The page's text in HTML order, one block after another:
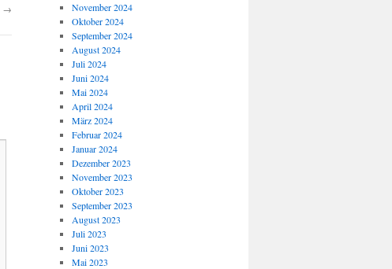
→
November 2024
Oktober 2024
September 2024
August 2024
Juli 2024
Juni 2024
Mai 2024
April 2024
März 2024
Februar 2024
Januar 2024
Dezember 2023
November 2023
Oktober 2023
September 2023
August 2023
Juli 2023
Juni 2023
Mai 2023